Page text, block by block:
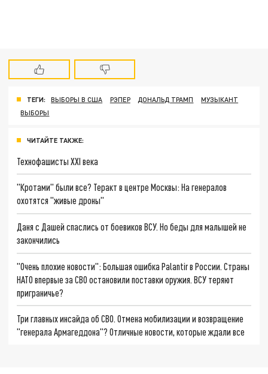
ТЕГИ: ВЫБОРЫ В США РЭПЕР ДОНАЛЬД ТРАМП
МУЗЫКАНТ
ВЫБОРЫ
ЧИТАЙТЕ ТАКЖЕ:
Технофашисты XXI века
"Кротами" были все? Теракт в центре Москвы: На генералов
охотятся "живые дроны"
Даня с Дашей спаслись от боевиков ВСУ. Но беды для малышей не
закончились
"Очень плохие новости": Большая ошибка Palantir в России. Страны
НАТО впервые за СВО остановили поставки оружия. ВСУ теряют
приграничье?
Три главных инсайда об СВО. Отмена мобилизации и возвращение
"генерала Армагеддона"? Отличные новости, которые ждали все